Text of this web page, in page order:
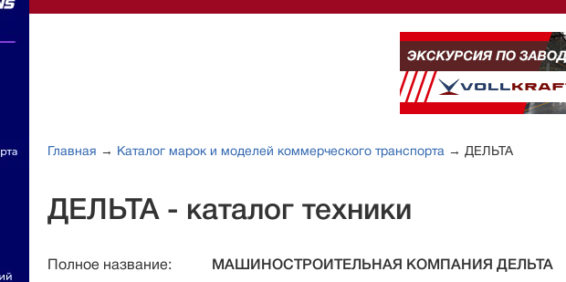
Главная → Каталог марок и моделей коммерческого транспорта → ДЕЛЬТА
ДЕЛЬТА - каталог техники
Полное название:
МАШИНОСТРОИТЕЛЬНАЯ КОМПАНИЯ ДЕЛЬТА